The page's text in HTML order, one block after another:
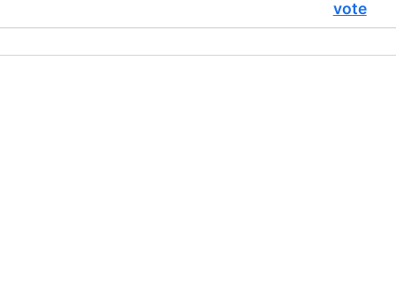
vote